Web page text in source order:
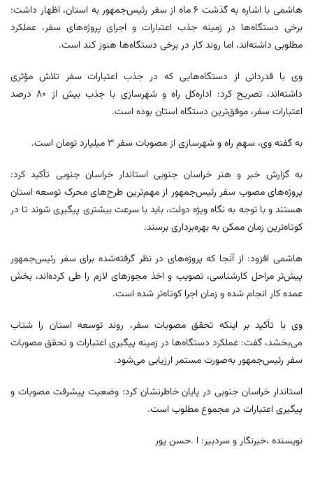
هاشمی با اشاره به گذشت 6 ماه از سفر رئیس‌جمهور به استان، اظهار داشت:
برخی دستگاه‌ها در زمینه جذب اعتبارات و اجرای پروژه‌های سفر، عملکرد
مطلوبی داشته‌اند، اما روند کار در برخی دستگاه‌ها هنوز کند است.
وی با قدردانی از دستگاه‌هایی که در جذب اعتبارات سفر تلاش مؤثری
داشته‌اند، تصریح کرد: اداره‌کل راه و شهرسازی با جذب بیش از 80 درصد
اعتبارات سفر، موفق‌ترین دستگاه استان بوده است.
به گفته وی، سهم راه و شهرسازی از مصوبات سفر 3 میلیارد تومان است.
به گزارش خبر و هنر خراسان جنوبی استاندار خراسان جنوبی تأکید کرد:
پروژه‌های مصوب سفر رئیس‌جمهور از مهم‌ترین طرح‌های محرک توسعه استان
هستند و با توجه به نگاه ویژه دولت، باید با سرعت بیشتری پیگیری شوند تا در
کوتاه‌ترین زمان ممکن به بهره‌برداری برسند.
هاشمی افزود: از آنجا که پروژه‌های در نظر گرفته‌شده برای سفر رئیس‌جمهور
پیش‌تر مراحل کارشناسی، تصویب و اخذ مجوزهای لازم را طی کرده‌اند، بخش
عمده کار انجام شده و زمان اجرا کوتاه‌تر شده است.
وی با تأکید بر اینکه تحقق مصوبات سفر، روند توسعه استان را شتاب
می‌بخشد، گفت: عملکرد دستگاه‌ها در زمینه پیگیری اعتبارات و تحقق مصوبات
سفر رئیس‌جمهور به‌صورت مستمر ارزیابی می‌شود.
استاندار خراسان جنوبی در پایان خاطرنشان کرد: وضعیت پیشرفت مصوبات و
پیگیری اعتبارات در مجموع مطلوب است.
نویسنده ،خبرنگار و سردبیر: ا .حسن پور